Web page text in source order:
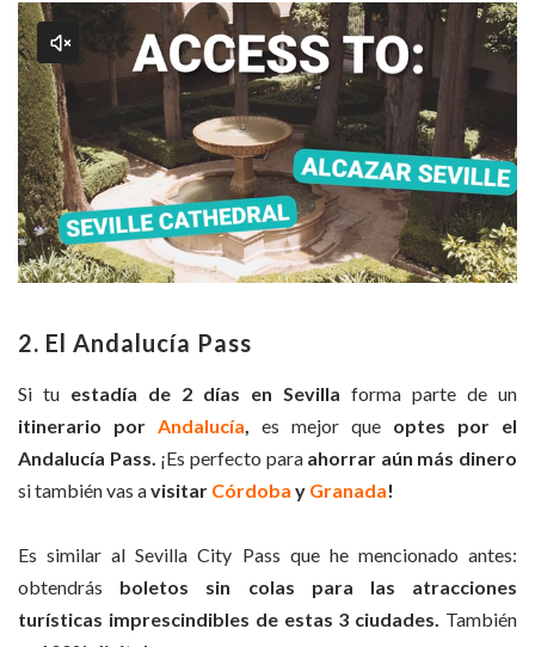
2. El Andalucía Pass
Si tu estadía de 2 días en Sevilla forma parte de un
itinerario por Andalucía es mejor que optes por el
Andalucía Pass. ¡Es perfecto para ahorrar aún más dinero
si también vas avisitar Córdoba y Granada!
Es similar al Sevilla City Pass que he mencionado antes:
obtendrás boletos sin colas para las atracciones
turísticas imprescindibles de estas 3 ciudades. También